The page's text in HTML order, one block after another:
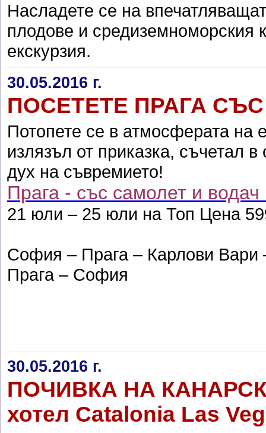
Насладете се на
плодове и средиземноморския
екскурзия.
30.05.2016 г.
ПОСЕТЕТЕ ПРАГА
Потопете се в атмосферата на
излязъл от приказка, съчетал
дух на съвремието!
Прага - със самолет и водач
21 юли – 25 юли на Топ Цена
София – Прага – Карлови Вари
Прага – София
30.05.2016 г.
ПОЧИВКА НА
хотел Catalonia Las